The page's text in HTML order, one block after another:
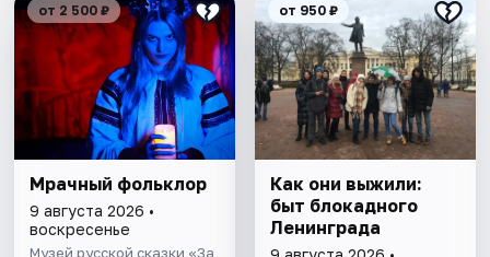
от 2 500 ₽
Мрачный фольклор
9 августа 2026 •
воскресенье
Музей русской сказки «За
от 950 ₽
Как они выжили:
быт блокадного
Ленинграда